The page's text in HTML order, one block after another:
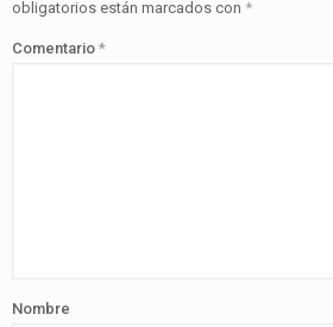
obligatorios están marcados con *
Comentario *
Nombre